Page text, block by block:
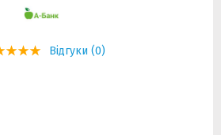
Відгуки (0)